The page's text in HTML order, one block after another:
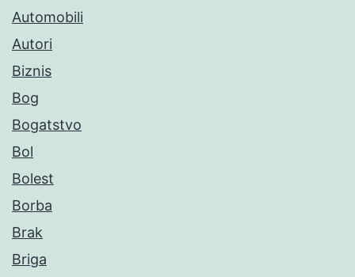
Automobili
Autori
Biznis
Bog
Bogatstvo
Bol
Bolest
Borba
Brak
Briga